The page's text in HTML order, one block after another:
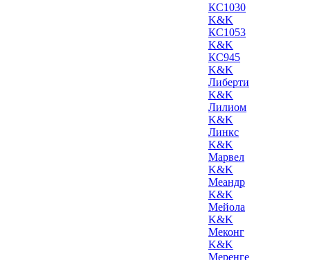
КС1030
K&K
КС1053
K&K
КС945
K&K
Либерти
K&K
Лилиом
K&K
Линкс
K&K
Марвел
K&K
Меандр
K&K
Мейола
K&K
Меконг
K&K
Меренге